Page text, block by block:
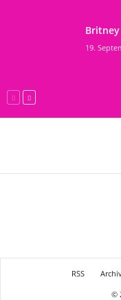
Britney
19.
RSS
©